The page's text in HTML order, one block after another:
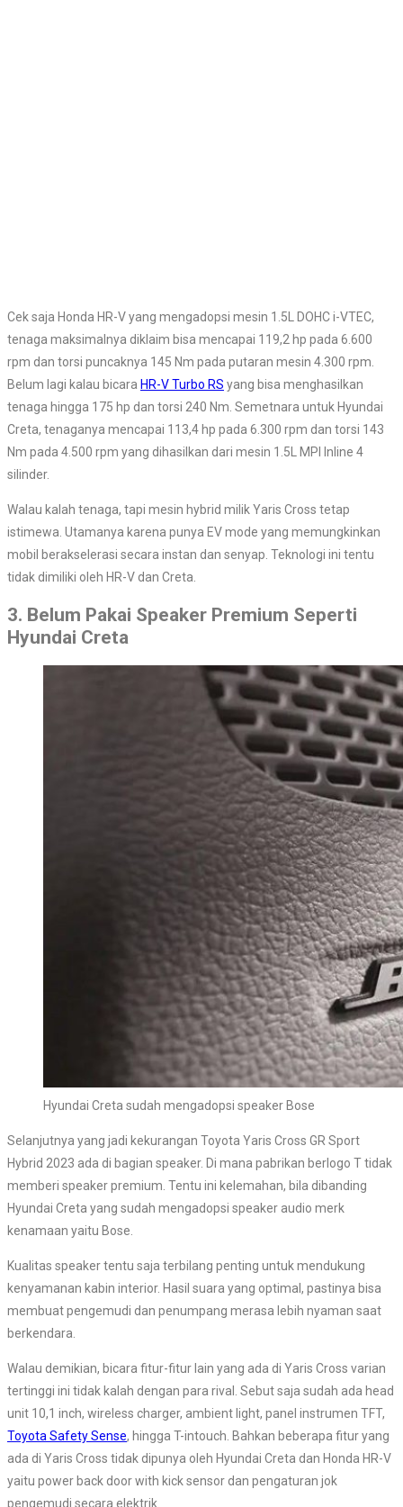
Cek saja Honda HR-V yang mengadopsi mesin 1.5L DOHC i-VTEC,
tenaga maksimalnya diklaim bisa mencapai 119,2 hp pada 6.600
rpm dan torsi puncaknya 145 Nm pada putaran mesin 4.300 rpm.
Belum lagi kalau bicara HR-V Turbo RS yang bisa menghasilkan
tenaga hingga 175 hp dan torsi 240 Nm. Semetnara untuk Hyundai
Creta, tenaganya mencapai 113,4 hp pada 6.300 rpm dan torsi 143
Nm pada 4.500 rpm yang dihasilkan dari mesin 1.5L MPI Inline 4
silinder.
Walau kalah tenaga, tapi mesin hybrid milik Yaris Cross tetap
istimewa. Utamanya karena punya EV mode yang memungkinkan
mobil berakselerasi secara instan dan senyap. Teknologi ini tentu
tidak dimiliki oleh HR-V dan Creta.
3. Belum Pakai Speaker Premium Seperti
Hyundai Creta
Hyundai Creta sudah mengadopsi speaker Bose
Selanjutnya yang jadi kekurangan Toyota Yaris Cross GR Sport
Hybrid 2023 ada di bagian speaker. Di mana pabrikan berlogo T tidak
memberi speaker premium. Tentu ini kelemahan, bila dibanding
Hyundai Creta yang sudah mengadopsi speaker audio merk
kenamaan yaitu Bose.
Kualitas speaker tentu saja terbilang penting untuk mendukung
kenyamanan kabin interior. Hasil suara yang optimal, pastinya bisa
membuat pengemudi dan penumpang merasa lebih nyaman saat
berkendara.
Walau demikian, bicara fitur-fitur lain yang ada di Yaris Cross varian
tertinggi ini tidak kalah dengan para rival. Sebut saja sudah ada head
unit 10,1 inch, wireless charger, ambient light, panel instrumen TFT,
Toyota Safety Sense, hingga T-intouch. Bahkan beberapa fitur yang
ada di Yaris Cross tidak dipunya oleh Hyundai Creta dan Honda HR-V
yaitu power back door with kick sensor dan pengaturan jok
pengemudi secara elektrik.